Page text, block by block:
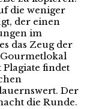
die weniger
der einen
im
das Zeug der
findet
Der
die Runde.